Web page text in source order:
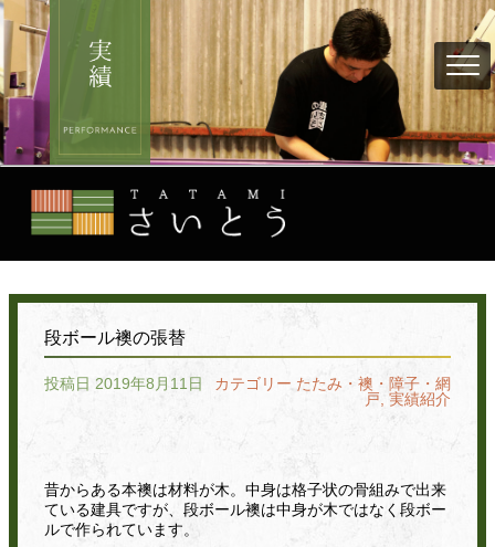
段ボール襖の張替
投稿日 2019年8月11日 カテゴリー たたみ・襖・障子・網
戸 実績紹介
昔からある本襖は材料が木。中身は格子状の骨組みで出来
ている建具ですが、段ボール襖は中身が木ではなく段ボー
ルで作られています。